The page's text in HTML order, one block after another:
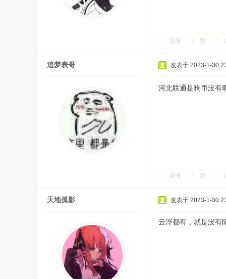
回复 赞
追梦表哥 发表于 2023-1-30
河北联通是狗币没有
回复 赞
天地孤影 发表于 2023-1-30
云浮都有，就是没有